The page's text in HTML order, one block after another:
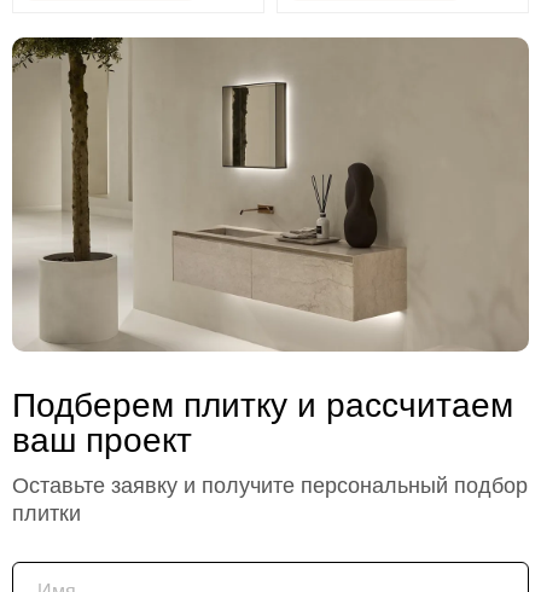
Подберем плитку и рассчитаем
ваш проект
Оставьте заявку и получите персональный подбор
плитки
Имя